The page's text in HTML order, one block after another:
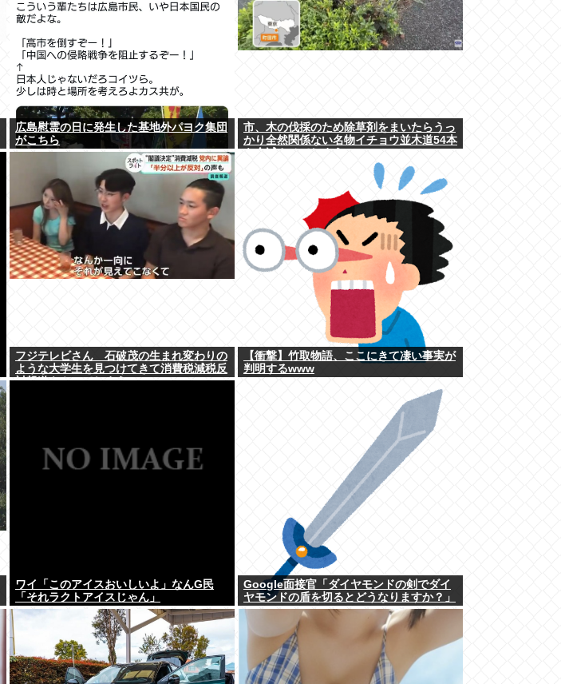
広島慰霊の日に発生した基地外パヨク集団
がこちら
市、木の伐採のため除草剤をまいたらうっ
かり全然関係ない名物イチョウ並木道54本
フジテレビさん 石破茂の生まれ変わりの
ような大学生を見つけてきて消費税減税反
対報道をやってしまう
【衝撃】竹取物語、ここにきて凄い事実が
判明するwww
ワイ「このアイスおいしいよ」なんG民
「それラクトアイスじゃん」
Google面接官「ダイヤモンドの剣でダイ
ヤモンドの盾を切るとどうなりますか？」